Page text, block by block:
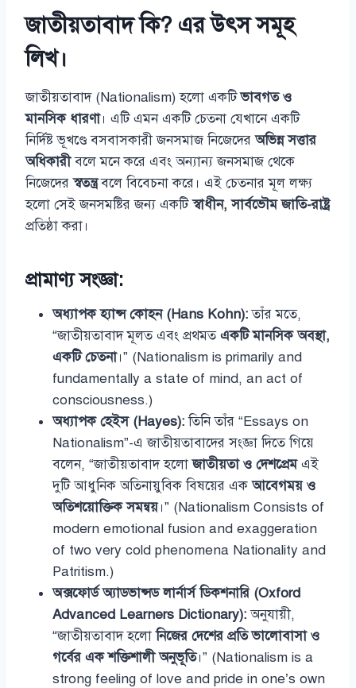
জাতীয়তাবাদ কি? এর উৎস সমূহ
লিখ।
জাতীয়তাবাদ (Nationalism) হলো একটিভাবগত ও
মানসিক ধারণা। এটি এমন একটি চেতনা যেখানে একটি
নির্দিষ্ট ভূখণ্ডে বসবাসকারী জনসমাজ নিজেদেরঅভিন্ন সত্তার
অধিকারীবলে মনে করে এবং অন্যান্য জনসমাজ থেকে
নিজেদেরস্বতন্ত্রবলে বিবেচনা করে। এই চেতনার মূল লক্ষ্য
হলো সেই জনসমষ্টির জন্য একটিস্বাধীন, সার্বভৌম জাতি-রাষ্ট্র
প্রতিষ্ঠা করা।
প্রামাণ্য সংজ্ঞা:
অধ্যাপক হ্যান্স কোহন (Hans Kohn):তাঁর মতে,
“জাতীয়তাবাদ মূলত এবং প্রথমতএকটি মানসিক অবস্থা,
একটি চেতনা।” (Nationalism is primarily and
fundamentally a state of mind, an act of
consciousness.)
অধ্যাপক হেইস (Hayes):তিনি তাঁর “Essays on
Nationalism”-এ জাতীয়তাবাদের সংজ্ঞা দিতে গিয়ে
বলেন, “জাতীয়তাবাদ হলোজাতীয়তা ও দেশপ্রেমএই
দুটি আধুনিক অতিনায়ুবিক বিষয়ের একআবেগময় ও
অতিশয়োক্তিক সমন্বয়।” (Nationalism Consists of
modern emotional fusion and exaggeration
of two very cold phenomena Nationality and
Patritism.)
অক্সফোর্ড অ্যাডভান্সড লার্নার্স ডিকশনারি (Oxford
Advanced Learners Dictionary):অনুযায়ী,
“জাতীয়তাবাদ হলোনিজের দেশের প্রতি ভালোবাসা ও
গর্বের এক শক্তিশালী অনুভূতি।” (Nationalism is a
strong feeling of love and pride in one’s own